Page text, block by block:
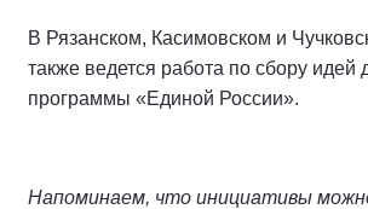
В Рязанском, Касимовском и
также ведется работа по сбору идей
программы «Единой России».
Напоминаем, что инициативы